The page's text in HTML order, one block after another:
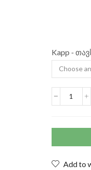
Kapp -
Add to